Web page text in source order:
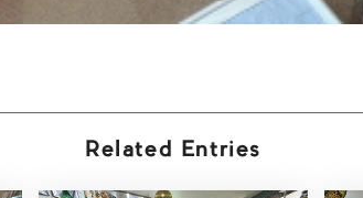
Related Entries